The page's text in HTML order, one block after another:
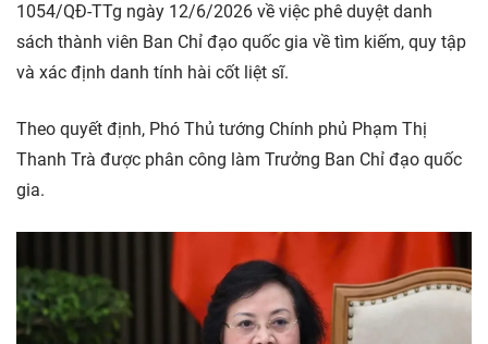
1054/QĐ-TTg ngày 12/6/2026 về việc phê duyệt danh
sách thành viên Ban Chỉ đạo quốc gia về tìm kiếm, quy tập
và xác định danh tính hài cốt liệt sĩ.
Theo quyết định, Phó Thủ tướng Chính phủ Phạm Thị
Thanh Trà được phân công làm Trưởng Ban Chỉ đạo quốc
gia.